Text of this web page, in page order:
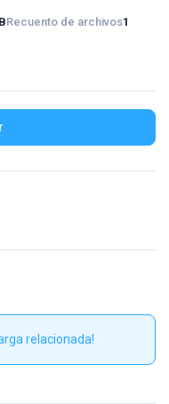
Recuento de archivos1
relacionada!